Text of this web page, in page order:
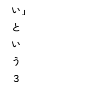
い」
と
い
う
３